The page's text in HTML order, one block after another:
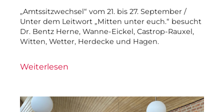
„Amtssitzwechsel“ vom 21. bis 27. September /
Unter dem Leitwort „Mitten unter euch.“ besucht
Dr. Bentz Herne, Wanne-Eickel, Castrop-Rauxel,
Witten, Wetter, Herdecke und Hagen.
Weiterlesen